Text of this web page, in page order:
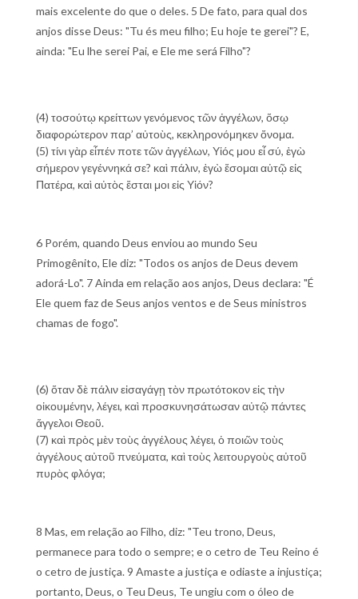
mais excelente do que o deles. 5 De fato, para qual dos
anjos disse Deus: "Tu és meu filho; Eu hoje te gerei"? E,
ainda: "Eu lhe serei Pai, e Ele me será Filho"?
(4) τοσούτῳ κρείττων γενόμενος τῶν ἀγγέλων, ὅσῳ
διαφορώτερον παρ’ αὐτοὺς, κεκληρονόμηκεν ὄνομα.
(5) τίνι γὰρ εἶπέν ποτε τῶν ἀγγέλων, Υἱός μου εἶ σύ, ἐγὼ
σήμερον γεγέννηκά σε? καὶ πάλιν, ἐγὼ ἔσομαι αὐτῷ εἰς
Πατέρα, καὶ αὐτὸς ἔσται μοι εἰς Υἱόν?
6 Porém, quando Deus enviou ao mundo Seu
Primogênito, Ele diz: "Todos os anjos de Deus devem
adorá-Lo". 7 Ainda em relação aos anjos, Deus declara: "É
Ele quem faz de Seus anjos ventos e de Seus ministros
chamas de fogo".
(6) ὅταν δὲ πάλιν εἰσαγάγῃ τὸν πρωτότοκον εἰς τὴν
οἰκουμένην, λέγει, καὶ προσκυνησάτωσαν αὐτῷ πάντες
ἄγγελοι Θεοῦ.
(7) καὶ πρὸς μὲν τοὺς ἀγγέλους λέγει, ὁ ποιῶν τοὺς
ἀγγέλους αὐτοῦ πνεύματα, καὶ τοὺς λειτουργοὺς αὐτοῦ
πυρὸς φλόγα;
8 Mas, em relação ao Filho, diz: "Teu trono, Deus,
permanece para todo o sempre; e o cetro de Teu Reino é
o cetro de justiça. 9 Amaste a justiça e odiaste a injustiça;
portanto, Deus, o Teu Deus, Te ungiu com o óleo de